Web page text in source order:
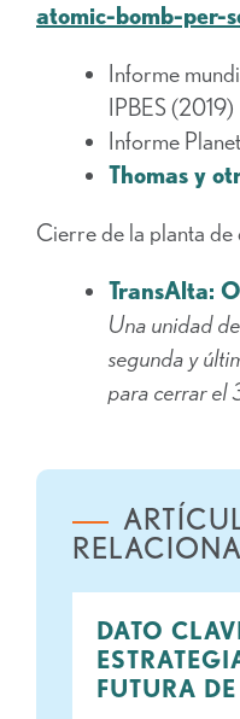
atomic-bomb-per-
Informe
IPBES (2019)
Informe
Thomas y
Cierre de la planta
TransAlta:
Una unidad
segunda y
para cerrar el
DATO
FUTURA